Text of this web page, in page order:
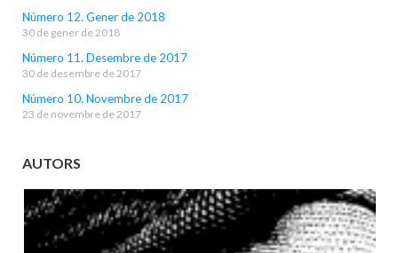
Número 12. Gener de 2018
30 de gener de 2018
Número 11. Desembre de 2017
30 de desembre de 2017
Número 10. Novembre de 2017
23 de novembre de 2017
AUTORS